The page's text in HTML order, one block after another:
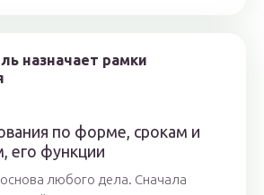
по форме, срокам и
его функции
любого дела. Сначала